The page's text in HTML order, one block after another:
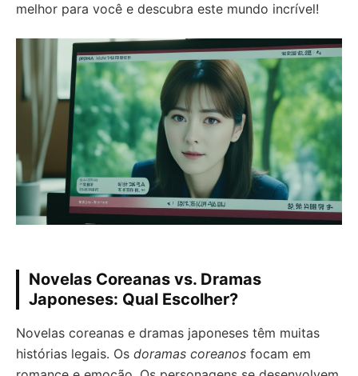
melhor para você e descubra este mundo incrível!
Novelas Coreanas vs. Dramas
Japoneses: Qual Escolher?
Novelas coreanas e dramas japoneses têm muitas
histórias legais. Os doramas coreanos focam em